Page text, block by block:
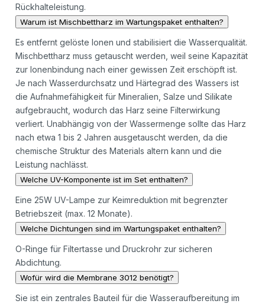
Rückhalteleistung.
Warum ist Mischbettharz im Wartungspaket enthalten?
Es entfernt gelöste Ionen und stabilisiert die Wasserqualität.
Mischbettharz muss getauscht werden, weil seine Kapazität
zur Ionenbindung nach einer gewissen Zeit erschöpft ist.
Je nach Wasserdurchsatz und Härtegrad des Wassers ist
die Aufnahmefähigkeit für Mineralien, Salze und Silikate
aufgebraucht, wodurch das Harz seine Filterwirkung
verliert. Unabhängig von der Wassermenge sollte das Harz
nach etwa 1 bis 2 Jahren ausgetauscht werden, da die
chemische Struktur des Materials altern kann und die
Leistung nachlässt.
Welche UV-Komponente ist im Set enthalten?
Eine 25W UV-Lampe zur Keimreduktion mit begrenzter
Betriebszeit (max. 12 Monate).
Welche Dichtungen sind im Wartungspaket enthalten?
O-Ringe für Filtertasse und Druckrohr zur sicheren
Abdichtung.
Wofür wird die Membrane 3012 benötigt?
Sie ist ein zentrales Bauteil für die Wasseraufbereitung im